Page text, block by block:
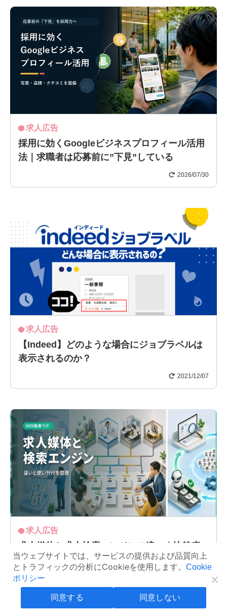
求人広告
採用に効くGoogleビジネスプロフィール活用
法｜求職者は応募前に”下見”している
2026/07/30
求人広告
【Indeed】どのような場合にジョブラベルは
表示されるのか？
2021/12/07
求人広告
求人媒体と求人検索エンジンの違い｜比較表
でわかる選び方
当ウェブサイトでは、サービスの提供および品質向上
とトラフィックの分析にCookieを使用します。 Cookie
ポリシー
同意する 同意しない